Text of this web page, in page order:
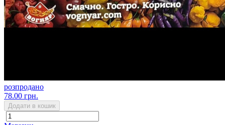
розпродано
78.00 грн.
Додати в кошик